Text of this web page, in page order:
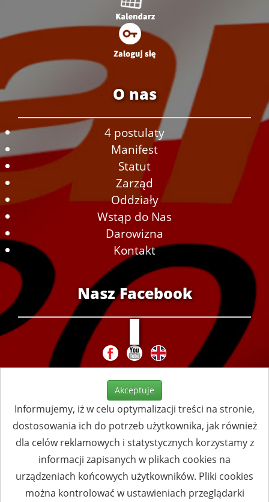
O nas
4 postulaty
Manifest
Statut
Zarząd
Oddziały
Wstąp do Nas
Darowizna
Kontakt
Nasz Facebook
Akceptuje
Informujemy, iż w celu optymalizacji treści na stronie,
dostosowania ich do potrzeb użytkownika, jak również
dla celów reklamowych i statystycznych korzystamy z
informacji zapisanych w plikach cookies na
urządzeniach końcowych użytkowników. Pliki cookies
można kontrolować w ustawieniach przeglądarki